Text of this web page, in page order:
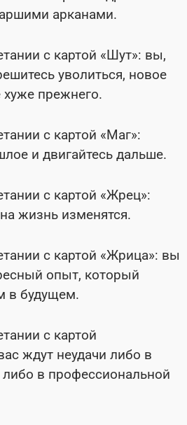
арканами.
с картой «Шут»: вы,
уволиться, новое
хуже прежнего.
с картой «Маг»:
и двигайтесь дальше.
с картой «Жрец»:
жизнь изменятся.
с картой «Жрица»: вы
опыт, который
в будущем.
с картой
ждут неудачи либо в
в профессиональной